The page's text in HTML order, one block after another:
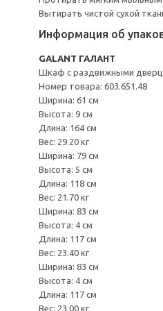
Вытирать чистой сухой
Информация об
GALANT ГАЛАНТ
Шкаф с раздвижными
Номер товара: 603.651.48
Ширина: 61 см
Высота: 9 см
Длина: 164 см
Вес: 29.20 кг
Ширина: 79 см
Высота: 5 см
Длина: 118 см
Вес: 21.70 кг
Ширина: 83 см
Высота: 4 см
Длина: 117 см
Вес: 23.40 кг
Ширина: 83 см
Высота: 4 см
Длина: 117 см
Вес: 23.00 кг